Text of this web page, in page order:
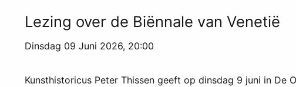
Lezing over de Biënnale van Venetië
Dinsdag 09 Juni 2026, 20:00
Kunsthistoricus Peter Thissen geeft op dinsdag 9 juni in De